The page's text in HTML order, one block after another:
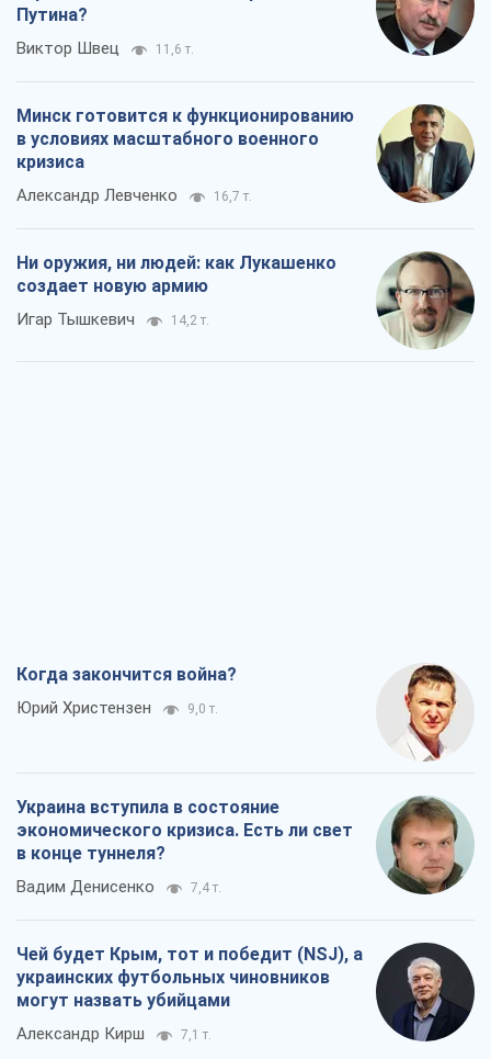
Путина?
Виктор Швец 11,6 т.
Минск готовится к функционированию
в условиях масштабного военного
кризиса
Александр Левченко 16,7 т.
Ни оружия, ни людей: как Лукашенко
создает новую армию
Игар Тышкевич 14,2 т.
Когда закончится война?
Юрий Христензен 9,0 т.
Украина вступила в состояние
экономического кризиса. Есть ли свет
в конце туннеля?
Вадим Денисенко 7,4 т.
Чей будет Крым, тот и победит (NSJ), а
украинских футбольных чиновников
могут назвать убийцами
Александр Кирш 7,1 т.